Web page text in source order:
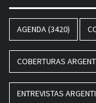
AGENDA(3420)
COBERTURAS
ENTREVISTAS